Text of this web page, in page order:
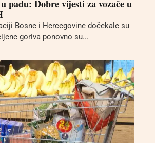
padu: Dobre vijesti za vozače u
Bosne i Hercegovine dočekale su
goriva ponovno su...